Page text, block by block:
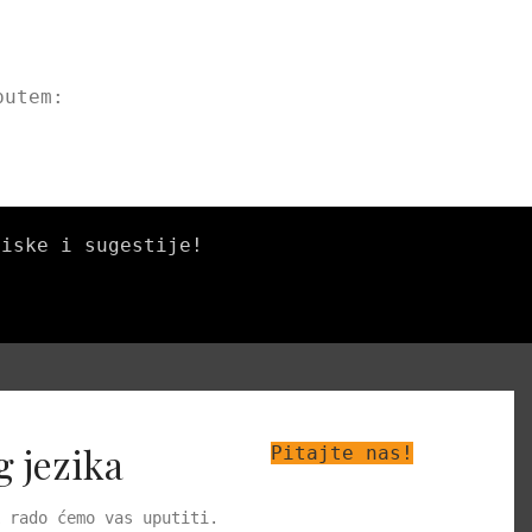
i sugestije!
jezika
rado ćemo vas uputiti.
Pitajte nas!